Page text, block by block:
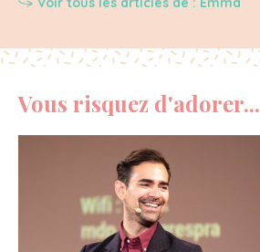
Vous risquez d'adorer...